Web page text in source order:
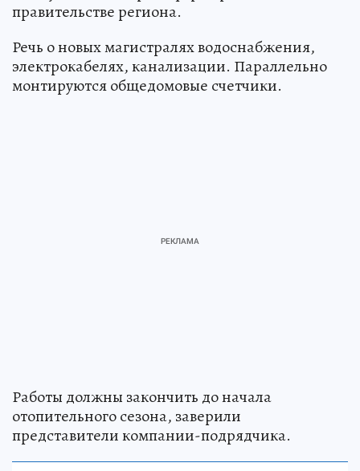
правительстве региона.
Речь о новых магистралях водоснабжения,
электрокабелях, канализации. Параллельно
монтируются общедомовые счетчики.
Работы должны закончить до начала
отопительного сезона, заверили
представители компании-подрядчика.